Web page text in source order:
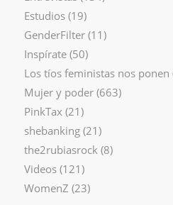
Estudios(19)
GenderFilter(11)
Inspírate(50)
Los tíos feministas nos ponen
Mujer y poder(663)
PinkTax (21)
shebanking(21)
the2rubiasrock (8)
Videos(121)
WomenZ (23)